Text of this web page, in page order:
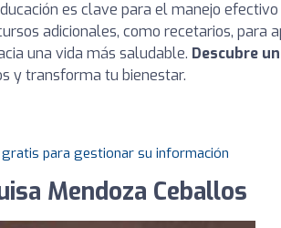
es clave para el manejo
adicionales, como recetarios, para
una vida más saludable. Descubre
y transforma tu bienestar.
para gestionar su información
Mendoza Ceballos